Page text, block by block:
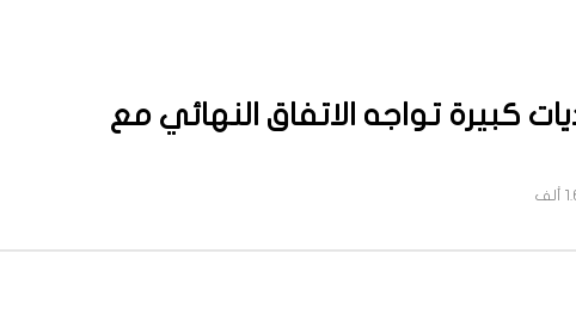
كبيرة تواجه الاتفاق النهائي مع
ألف